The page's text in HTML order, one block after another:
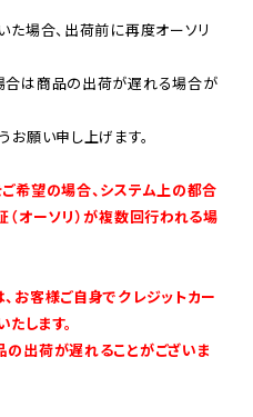
た場合、出荷前に再度オーソリ
合は商品の出荷が遅れる場合が
お願い申し上げます。
希望の場合、システム上の都合
（オーソリ）が複数回行われる場
お客様ご自身でクレジットカー
します。
出荷が遅れることがございま